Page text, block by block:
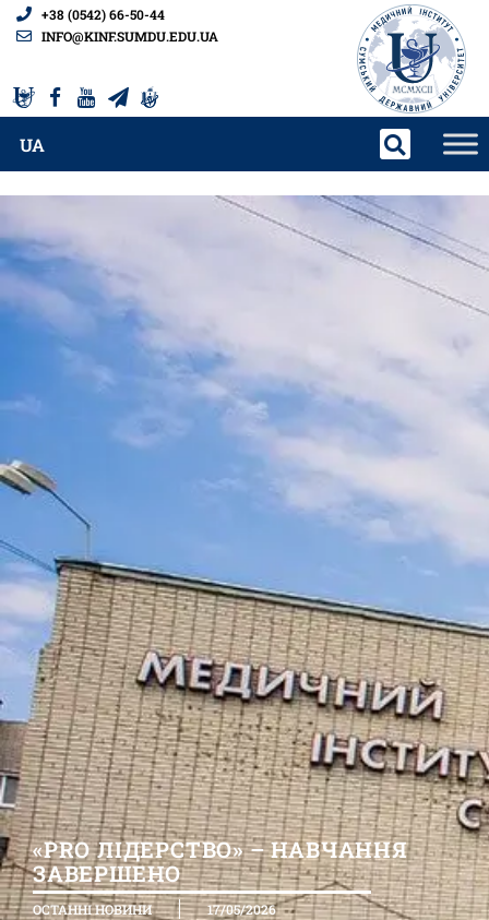
+38 (0542) 66-50-44
INFO@KINF.SUMDU.EDU.UA
UA
«PRO ЛІДЕРСТВО» – НАВЧАННЯ
ЗАВЕРШЕНО
ОСТАННІ НОВИНИ 17/05/2026